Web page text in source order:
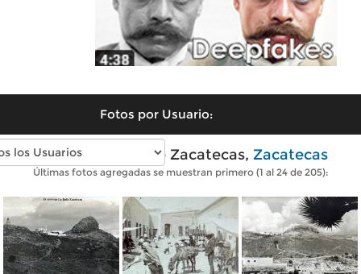
Fotos por Usuario:
Fotos antiguas de Zacatecas, Zacatecas
Últimas fotos agregadas se muestran primero (1 al 24 de 205):